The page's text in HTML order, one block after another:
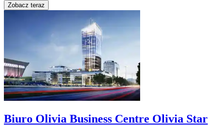
Zobacz teraz
Biuro Olivia Business Centre Olivia Star